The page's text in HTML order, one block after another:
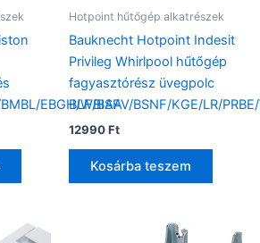
EBGH/WBIAA
Hotpoint hűtőgép alkatrészek
Bauknecht Hotpoint Indesit
Privileg Whirlpool hűtőgép
fagyasztórész üvegpolc
BLF/BSFV/BSNF/KGE/LR/
12990Ft
Kosárba teszem